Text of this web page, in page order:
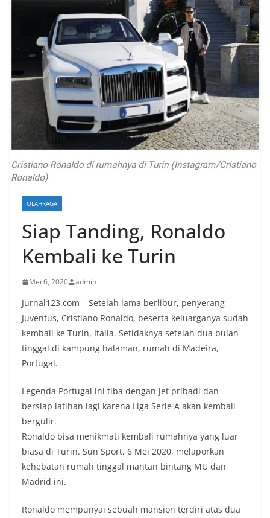
OLAHRAGA
Siap Tanding, Ronaldo
Kembali ke Turin
Mei 6, 2020 admin
Jurnal123.com – Setelah lama berlibur, penyerang
Juventus, Cristiano Ronaldo, beserta keluarganya sudah
kembali ke Turin, Italia. Setidaknya setelah dua bulan
tinggal di kampung halaman, rumah di Madeira,
Portugal.
Legenda Portugal ini tiba dengan jet pribadi dan
bersiap latihan lagi karena Liga Serie A akan kembali
bergulir.
Ronaldo bisa menikmati kembali rumahnya yang luar
biasa di Turin. Sun Sport, 6 Mei 2020, melaporkan
kehebatan rumah tinggal mantan bintang MU dan
Madrid ini.
Ronaldo mempunyai sebuah mansion terdiri atas dua